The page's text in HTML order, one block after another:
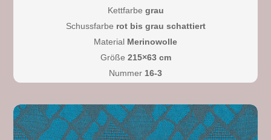
Kettfarbe grau
Schussfarbe rot bis grau schattiert
Material Merinowolle
Größe 215×63 cm
Nummer 16-3